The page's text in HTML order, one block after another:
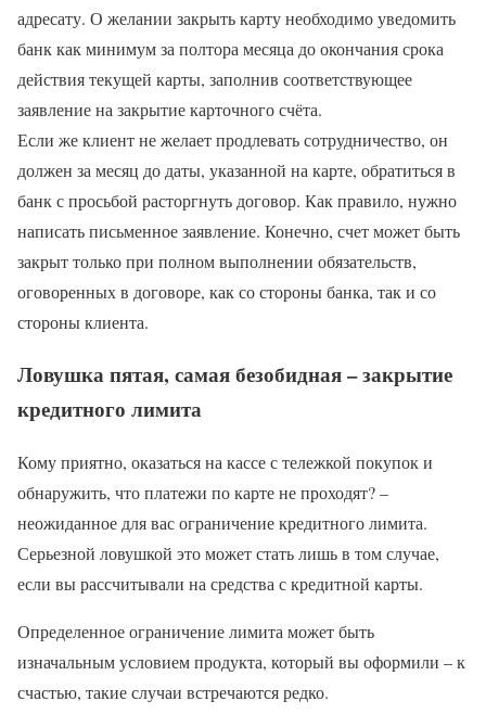
адресату. О желании закрыть карту необходимо уведомить
банк как минимум за полтора месяца до окончания срока
действия текущей карты, заполнив соответствующее
заявление на закрытие карточного счёта.
Если же клиент не желает продлевать сотрудничество, он
должен за месяц до даты, указанной на карте, обратиться в
банк с просьбой расторгнуть договор. Как правило, нужно
написать письменное заявление. Конечно, счет может быть
закрыт только при полном выполнении обязательств,
оговоренных в договоре, как со стороны банка, так и со
стороны клиента.
Ловушка пятая, самая безобидная – закрытие
кредитного лимита
Кому приятно, оказаться на кассе с тележкой покупок и
обнаружить, что платежи по карте не проходят? –
неожиданное для вас ограничение кредитного лимита.
Серьезной ловушкой это может стать лишь в том случае,
если вы рассчитывали на средства с кредитной карты.
Определенное ограничение лимита может быть
изначальным условием продукта, который вы оформили – к
счастью, такие случаи встречаются редко.